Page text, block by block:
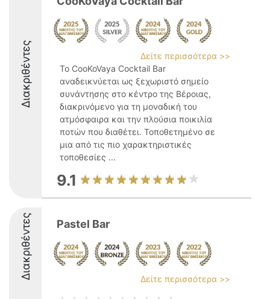
Διακριθέντες
Δείτε περισσότερα >>
Το CooKoVaya Cocktail Bar
αναδεικνύεται ως ξεχωριστό σημείο
συνάντησης στο κέντρο της Βέροιας,
διακρινόμενο για τη μοναδική του
ατμόσφαιρα και την πλούσια ποικιλία
ποτών που διαθέτει. Τοποθετημένο σε
μια από τις πιο χαρακτηριστικές
τοποθεσίες ...
9.1
Διακριθέντες Pastel Bar
Δείτε περισσότερα >>